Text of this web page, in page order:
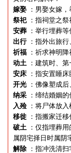
嫁娶
：男娶女嫁
祭祀 ：指祠堂之
安葬
：举行埋葬
出行 ：指外出旅
祈福
：祈求神明
动土
：建筑时、
安床
：指安置睡
开光
：佛像塑成
纳采
：缔结婚姻
入殓
：将尸体放
移徙
：指搬家迁
破土
：仅指埋葬
属阴宅择日时属阴
解除
：指冲洗清